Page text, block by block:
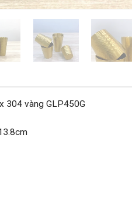
304 vàng GLP450G